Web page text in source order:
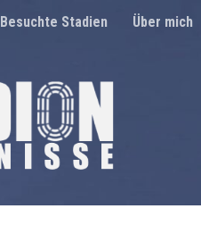
Besuchte Stadien Über mich